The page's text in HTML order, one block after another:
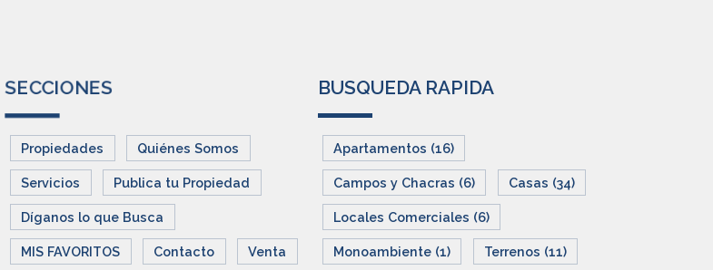
SECCIONES
Propiedades Quiénes Somos
Servicios Publica tu Propiedad
Díganos lo que Busca
MIS FAVORITOS Contacto Venta
BUSQUEDA RAPIDA
Apartamentos (16)
Campos y Chacras (6) Casas (34)
Locales Comerciales (6)
Monoambiente (1) Terrenos (11)